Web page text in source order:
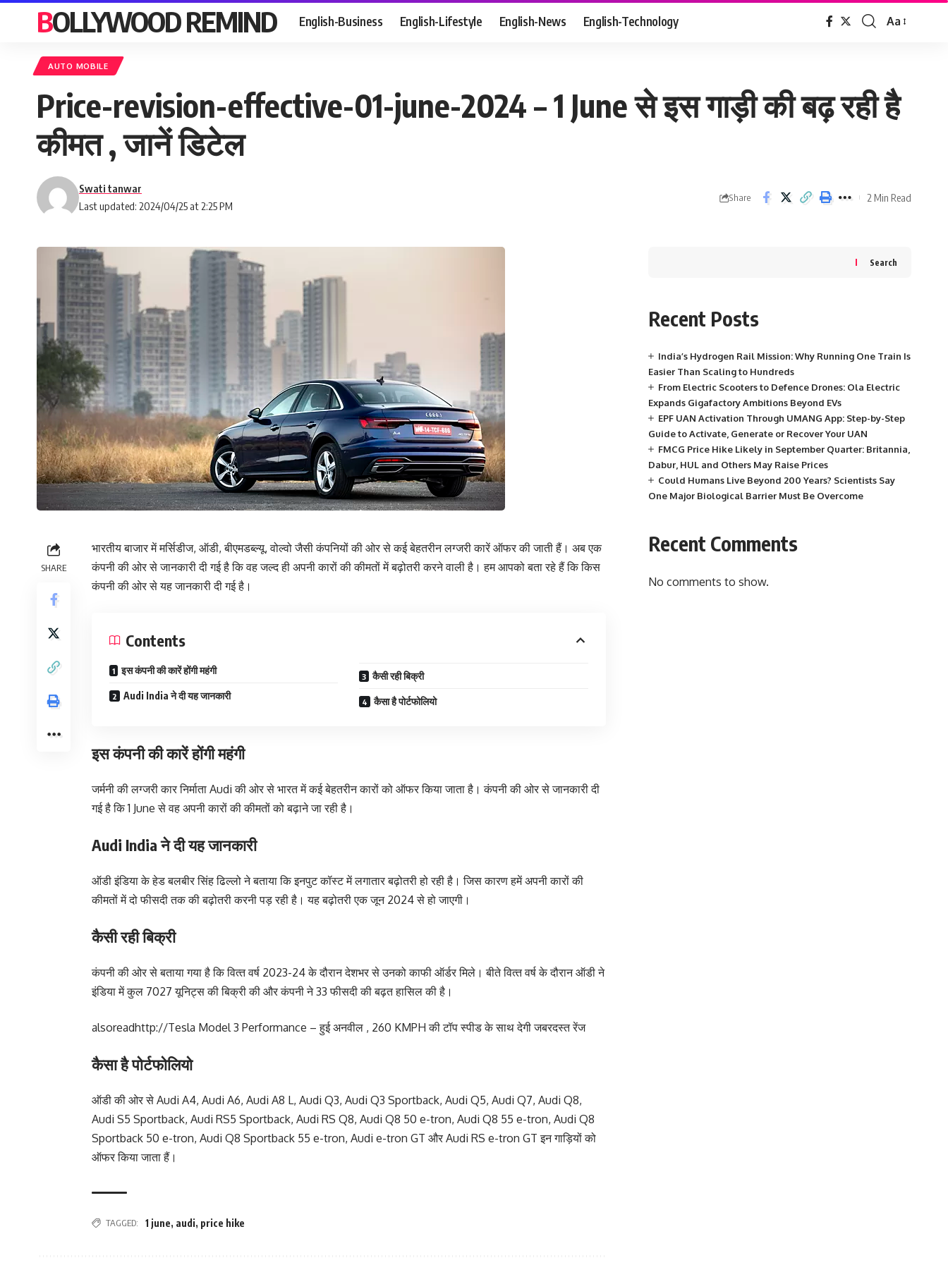
BOLLYWOOD REMIND English-Business English-Lifestyle English-News English-Technology
Font
Aa
AUTO MOBILE
Price-revision-effective-01-june-2024 – 1 June से इस गाड़ी की बढ़ रही है
कीमत , जानें डिटेल
Last updated: 2024/04/25 at 2:25 PM
Swati tanwar
Share 2 Min Read
SHARE
भारतीय बाजार में मर्सिडीज, ऑडी, बीएमडब्‍ल्‍यू, वोल्‍वो जैसी कंपनियों की ओर से कई बेहतरीन लग्‍जरी कारें ऑफर की जाती हैं। अब एक
कंपनी की ओर से जानकारी दी गई है कि वह जल्‍द ही अपनी कारों की कीमतों में बढ़ोतरी करने वाली है। हम आपको बता रहे हैं कि किस
कंपनी की ओर से यह जानकारी दी गई है।
Contents
इस कंपनी की कारें होंगी महंगी
Audi India ने दी यह जानकारी
कैसी रही बिक्री
कैसा है पोर्टफोलियो
इस कंपनी की कारें होंगी महंगी
जर्मनी की लग्‍जरी कार निर्माता Audi की ओर से भारत में कई बेहतरीन कारों को ऑफर किया जाता है। कंपनी की ओर से जानकारी दी
गई है कि 1 June से वह अपनी कारों की कीमतों को बढ़ाने जा रही है।
Audi India ने दी यह जानकारी
ऑडी इंडिया के हेड बलबीर सिंह ढिल्‍लो ने बताया कि इनपुट कॉस्‍ट में लगातार बढ़ोतरी हो रही है। जिस कारण हमें अपनी कारों की
कीमतों में दो फीसदी तक की बढ़ोतरी करनी पड़ रही है। यह बढ़ोतरी एक जून 2024 से हो जाएगी।
कैसी रही बिक्री
कंपनी की ओर से बताया गया है कि वित्‍त वर्ष 2023-24 के दौरान देशभर से उनको काफी ऑर्डर मिले। बीते वित्‍त वर्ष के दौरान ऑडी ने
इंडिया में कुल 7027 यूनिट्स की बिक्री की और कंपनी ने 33 फीसदी की बढ़त हासिल की है।
alsoreadhttp://Tesla Model 3 Performance – हुई अनवील , 260 KMPH की टॉप स्पीड के साथ देगी जबरदस्त रेंज
कैसा है पोर्टफोलियो
ऑडी की ओर से Audi A4, Audi A6, Audi A8 L, Audi Q3, Audi Q3 Sportback, Audi Q5, Audi Q7, Audi Q8,
Audi S5 Sportback, Audi RS5 Sportback, Audi RS Q8, Audi Q8 50 e-tron, Audi Q8 55 e-tron, Audi Q8
Sportback 50 e-tron, Audi Q8 Sportback 55 e-tron, Audi e-tron GT और Audi RS e-tron GT इन गाड़ियों को
ऑफर किया जाता हैं।
TAGGED: 1 june, audi, price hike
Search
Recent Posts
India’s Hydrogen Rail Mission: Why Running One Train Is
Easier Than Scaling to Hundreds
From Electric Scooters to Defence Drones: Ola Electric
Expands Gigafactory Ambitions Beyond EVs
EPF UAN Activation Through UMANG App: Step-by-Step
Guide to Activate, Generate or Recover Your UAN
FMCG Price Hike Likely in September Quarter: Britannia,
Dabur, HUL and Others May Raise Prices
Could Humans Live Beyond 200 Years? Scientists Say
One Major Biological Barrier Must Be Overcome
Recent Comments
No comments to show.